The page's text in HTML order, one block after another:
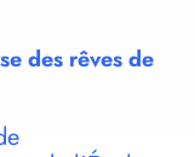
des rêves de